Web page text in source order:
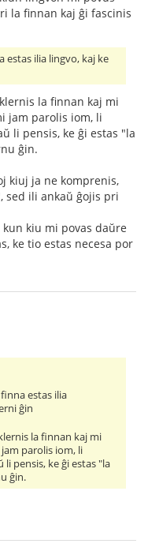
la finnan kaj ĝi fascinis
estas ilia lingvo, kaj ke
la finnan kaj mi
jam parolis iom, li
li pensis, ke ĝi estas "la
ĝin.
kiuj ja ne komprenis,
sed ili ankaŭ ĝojis pri
kiu mi povas daŭre
ke tio estas necesa por
estas ilia
ĝin
la finnan kaj mi
parolis iom, li
pensis, ke ĝi estas "la
ĝin.